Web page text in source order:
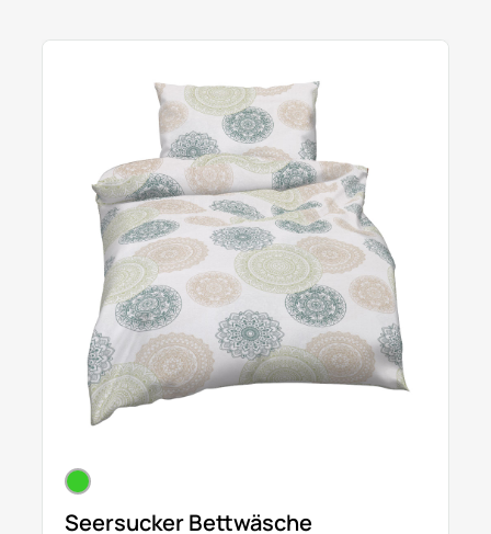
Seersucker Bettwäsche